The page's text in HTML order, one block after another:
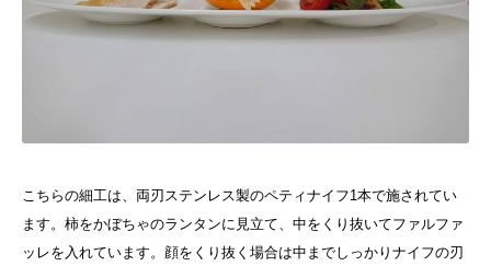
こちらの細工は、両刃ステンレス製のペティナイフ1本で施されてい
ます。 柿をかぼちゃのランタンに見立て、中をくり抜いてファルファ
ッレを入れています。 顔をくり抜く場合は中までしっかりナイフの刃